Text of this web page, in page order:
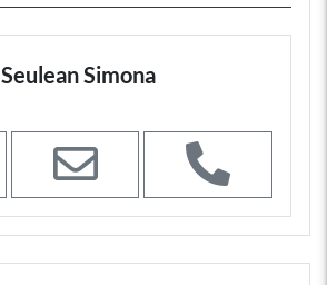
Seulean Simona